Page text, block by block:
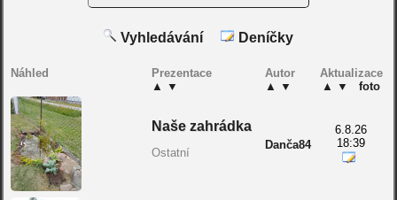
Vyhledávání Deníčky
Náhled
Prezentace
▲ ▼
Autor
▲ ▼
Aktualizace
▲ ▼ foto
Naše zahrádka
Ostatní
Danča84
6.8.26
18:39